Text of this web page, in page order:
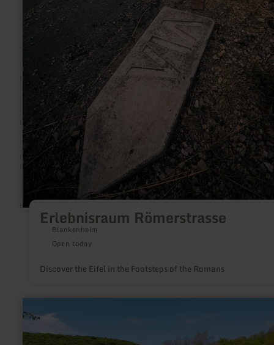
Erlebnisraum Römerstrasse
Blankenheim
Open today
Discover the Eifel in the Footsteps of the Romans
more
about:
Die